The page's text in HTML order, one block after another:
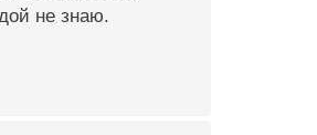
не знаю.